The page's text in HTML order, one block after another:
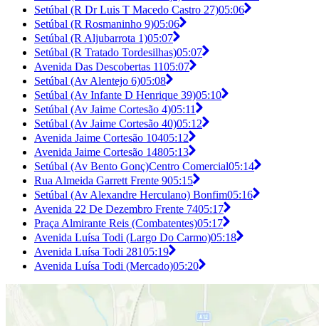
Setúbal (R Dr Luis T Macedo Castro 27)05:06
Setúbal (R Rosmaninho 9)05:06
Setúbal (R Aljubarrota 1)05:07
Setúbal (R Tratado Tordesilhas)05:07
Avenida Das Descobertas 1105:07
Setúbal (Av Alentejo 6)05:08
Setúbal (Av Infante D Henrique 39)05:10
Setúbal (Av Jaime Cortesão 4)05:11
Setúbal (Av Jaime Cortesão 40)05:12
Avenida Jaime Cortesão 10405:12
Avenida Jaime Cortesão 14805:13
Setúbal (Av Bento Gonç)Centro Comercial05:14
Rua Almeida Garrett Frente 905:15
Setúbal (Av Alexandre Herculano) Bonfim05:16
Avenida 22 De Dezembro Frente 7405:17
Praça Almirante Reis (Combatentes)05:17
Avenida Luísa Todi (Largo Do Carmo)05:18
Avenida Luísa Todi 28105:19
Avenida Luísa Todi (Mercado)05:20